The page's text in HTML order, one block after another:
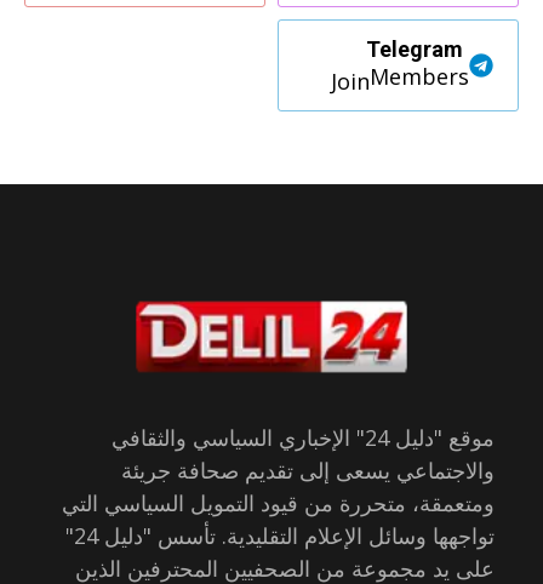
Telegram
Members
Join
موقع "دليل 24" الإخباري السياسي والثقافي
والاجتماعي يسعى إلى تقديم صحافة جريئة
ومتعمقة، متحررة من قيود التمويل السياسي التي
تواجهها وسائل الإعلام التقليدية. تأسس "دليل 24"
على يد مجموعة من الصحفيين المحترفين الذين